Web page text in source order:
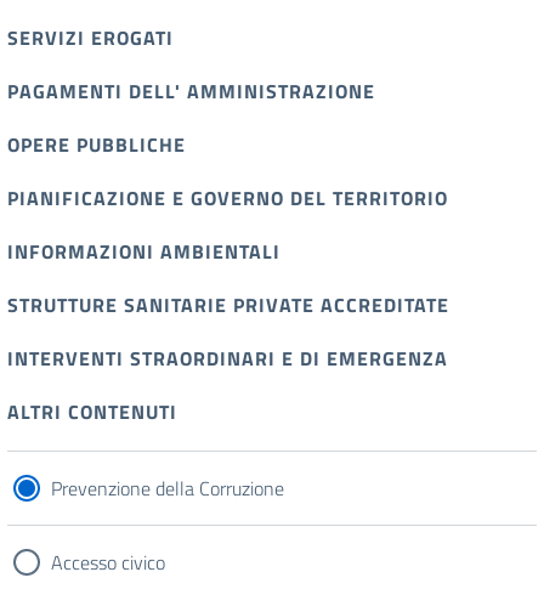
SERVIZI EROGATI
PAGAMENTI DELL' AMMINISTRAZIONE
OPERE PUBBLICHE
PIANIFICAZIONE E GOVERNO DEL TERRITORIO
INFORMAZIONI AMBIENTALI
STRUTTURE SANITARIE PRIVATE ACCREDITATE
INTERVENTI STRAORDINARI E DI EMERGENZA
ALTRI CONTENUTI
Prevenzione della Corruzione
Accesso civico